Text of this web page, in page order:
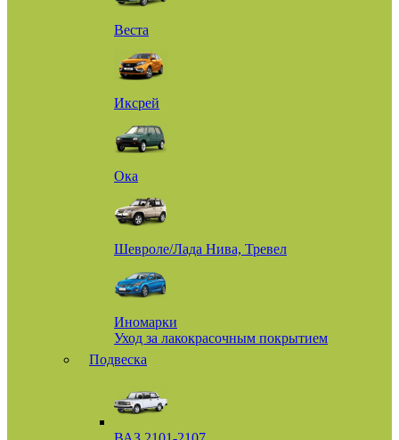
Веста
Иксрей
Ока
Шевроле/Лада Нива, Тревел
Иномарки
Уход за лакокрасочным покрытием
Подвеска